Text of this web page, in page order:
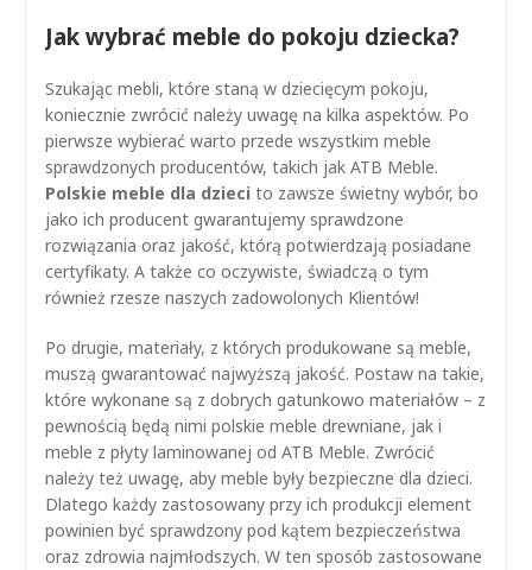
Jak wybrać meble do pokoju dziecka?
Szukając mebli, które staną w dziecięcym pokoju,
koniecznie zwrócić należy uwagę na kilka aspektów. Po
pierwsze wybierać warto przede wszystkim meble
sprawdzonych producentów, takich jak ATB Meble.
Polskie meble dla dzieci to zawsze świetny wybór, bo
jako ich producent gwarantujemy sprawdzone
rozwiązania oraz jakość, którą potwierdzają posiadane
certyfikaty. A także co oczywiste, świadczą o tym
również rzesze naszych zadowolonych Klientów!
Po drugie, materiały, z których produkowane są meble,
muszą gwarantować najwyższą jakość. Postaw na takie,
które wykonane są z dobrych gatunkowo materiałów – z
pewnością będą nimi polskie meble drewniane, jak i
meble z płyty laminowanej od ATB Meble. Zwrócić
należy też uwagę, aby meble były bezpieczne dla dzieci.
Dlatego każdy zastosowany przy ich produkcji element
powinien być sprawdzony pod kątem bezpieczeństwa
oraz zdrowia najmłodszych. W ten sposób zastosowane